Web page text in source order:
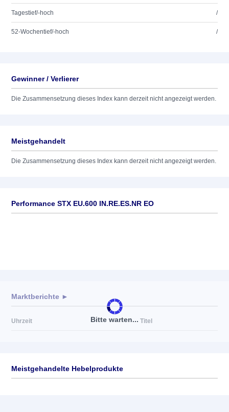
Tagestief/-hoch /
52-Wochentief/-hoch /
Gewinner / Verlierer
Die Zusammensetzung dieses Index kann derzeit nicht angezeigt werden.
Meistgehandelt
Die Zusammensetzung dieses Index kann derzeit nicht angezeigt werden.
Performance STX EU.600 IN.RE.ES.NR EO
Bitte warten...
Marktberichte ►
Uhrzeit Titel
Meistgehandelte Hebelprodukte